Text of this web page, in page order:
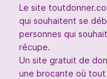
Le site
qui souhaitent se
personnes qui
récupe.
Un site gratuit de
une brocante où